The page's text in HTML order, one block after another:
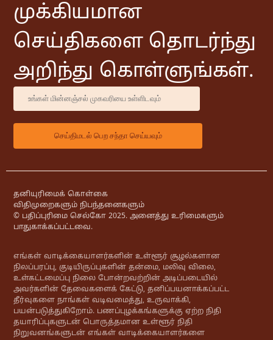
முக்கியமான
செய்திகளை தொடர்ந்து
அறிந்து கொள்ளுங்கள்.
தனியுரிமைக் கொள்கை
விதிமுறைகளும் நிபந்தனைகளும்
© பதிப்புரிமை செல்கோ 2025. அனைத்து உரிமைகளும்
பாதுகாக்கப்பட்டவை.
எங்கள் வாடிக்கையாளர்களின் உள்ளூர் சூழல்களான
நிலப்பரப்பு, குடியிருப்புகளின் தன்மை, மலிவு விலை,
உள்கட்டமைப்பு நிலை போன்றவற்றின் அடிப்படையில்
அவர்களின் தேவைகளைக் கேட்டு, தனிப்பயனாக்கப்பட்ட
தீர்வுகளை நாங்கள் வடிவமைத்து, உருவாக்கி,
பயன்படுத்துகிறோம். பணப்புழக்கங்களுக்கு ஏற்ற நிதி
தயாரிப்புகளுடன் பொருத்தமான உள்ளூர் நிதி
நிறுவனங்களுடன் எங்கள் வாடிக்கையாளர்களை